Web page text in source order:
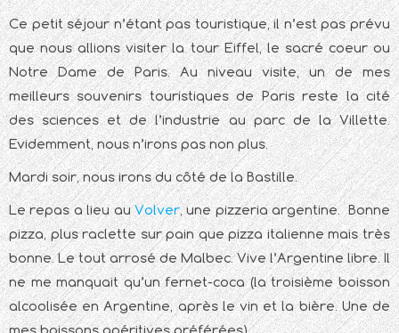
Ce petit séjour n’étant pas touristique, il n’est pas prévu
que nous allions visiter la tour Eiffel, le sacré coeur ou
Notre Dame de Paris. Au niveau visite, un de mes
meilleurs souvenirs touristiques de Paris reste la cité
des sciences et de l’industrie au parc de la Villette.
Evidemment, nous n’irons pas non plus.
Mardi soir, nous irons du côté de la Bastille.
Le repas a lieu auVolver, une pizzeria argentine. Bonne
pizza, plus raclette sur pain que pizza italienne mais très
bonne. Le tout arrosé de Malbec. Vive l’Argentine libre. Il
ne me manquait qu’un fernet-coca (la troisième boisson
alcoolisée en Argentine, après le vin et la bière. Une de